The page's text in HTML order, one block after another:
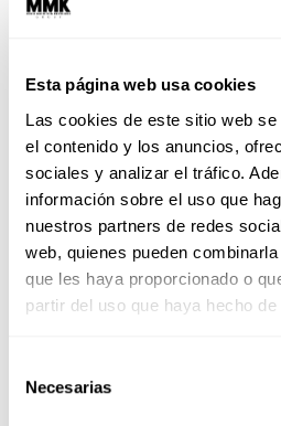
Esta página web usa cookies
Las cookies de este sitio web
el contenido y los anuncios,
sociales y analizar el tráfico.
información sobre el uso que
nuestros partners de redes
web, quienes pueden
que les haya proporcionado o
partir del uso que haya hecho
Necesarias